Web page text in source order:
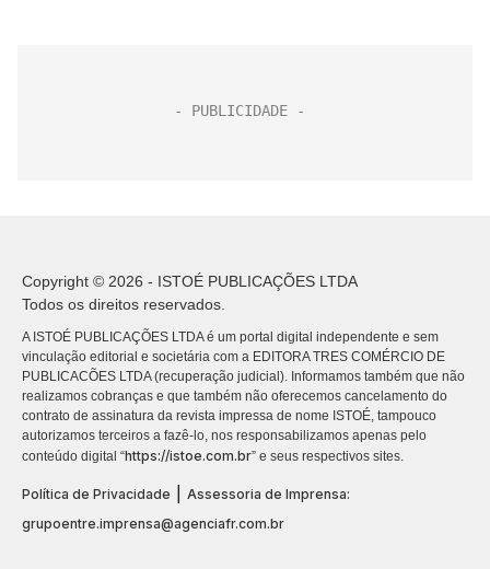
Copyright © 2026 - ISTOÉ PUBLICAÇÕES LTDA
Todos os direitos reservados.
A ISTOÉ PUBLICAÇÕES LTDA é um portal digital independente e sem
vinculação editorial e societária com a EDITORA TRES COMÉRCIO DE
PUBLICACÕES LTDA (recuperação judicial). Informamos também que não
realizamos cobranças e que também não oferecemos cancelamento do
contrato de assinatura da revista impressa de nome ISTOÉ, tampouco
autorizamos terceiros a fazê-lo, nos responsabilizamos apenas pelo
conteúdo digital “https://istoe.com.br” e seus respectivos sites.
Política de Privacidade
Assessoria de Imprensa:
grupoentre.imprensa@agenciafr.com.br